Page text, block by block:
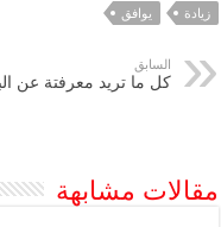
زيادة
يوافق
السابق
كل ما تريد معرفتة عن
مقالات مشابهة